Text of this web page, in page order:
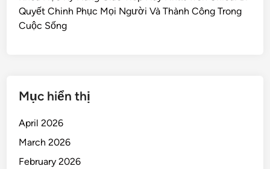
Quyết Chinh Phục Mọi Người Và Thành Công Trong
Cuộc Sống
Mục hiển thị
April 2026
March 2026
February 2026